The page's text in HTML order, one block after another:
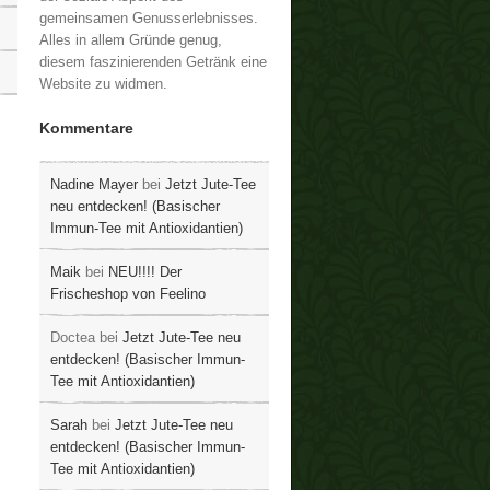
gemeinsamen Genusserlebnisses.
Alles in allem Gründe genug,
diesem faszinierenden Getränk eine
Website zu widmen.
Kommentare
Nadine Mayer bei Jetzt Jute-Tee
neu entdecken! (Basischer
Immun-Tee mit Antioxidantien)
Maik bei NEU!!!! Der
Frischeshop von Feelino
Doctea bei Jetzt Jute-Tee neu
entdecken! (Basischer Immun-
Tee mit Antioxidantien)
Sarah bei Jetzt Jute-Tee neu
entdecken! (Basischer Immun-
Tee mit Antioxidantien)